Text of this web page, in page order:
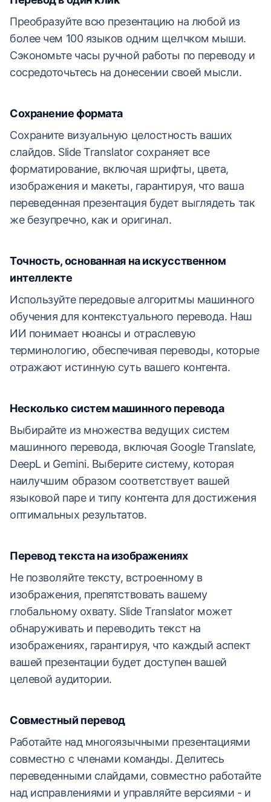
Преобразуйте всю презентацию на любой из
более чем 100 языков одним щелчком мыши.
Сэкономьте часы ручной работы по переводу и
сосредоточьтесь на донесении своей мысли.
Сохранение формата
Сохраните визуальную целостность ваших
слайдов. Slide Translator сохраняет все
форматирование, включая шрифты, цвета,
изображения и макеты, гарантируя, что ваша
переведенная презентация будет выглядеть так
же безупречно, как и оригинал.
Точность, основанная на искусственном
интеллекте
Используйте передовые алгоритмы машинного
обучения для контекстуального перевода. Наш
ИИ понимает нюансы и отраслевую
терминологию, обеспечивая переводы, которые
отражают истинную суть вашего контента.
Несколько систем машинного перевода
Выбирайте из множества ведущих систем
машинного перевода, включая Google Translate,
DeepL и Gemini. Выберите систему, которая
наилучшим образом соответствует вашей
языковой паре и типу контента для достижения
оптимальных результатов.
Перевод текста на изображениях
Не позволяйте тексту, встроенному в
изображения, препятствовать вашему
глобальному охвату. Slide Translator может
обнаруживать и переводить текст на
изображениях, гарантируя, что каждый аспект
вашей презентации будет доступен вашей
целевой аудитории.
Совместный перевод
Работайте над многоязычными презентациями
совместно с членами команды. Делитесь
переведенными слайдами, совместно работайте
над исправлениями и управляйте версиями - и